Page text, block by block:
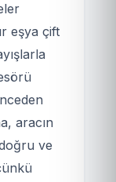
eşya çift
aracın
ve